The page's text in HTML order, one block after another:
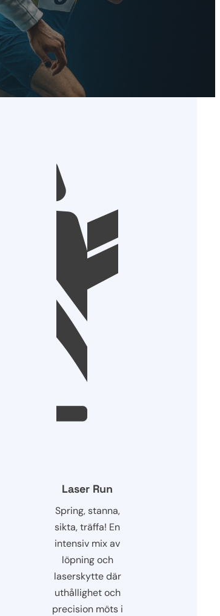
Laser Run
Spring, stanna,
sikta, träffa! En
intensiv mix av
löpning och
laserskytte där
uthållighet och
precision möts i